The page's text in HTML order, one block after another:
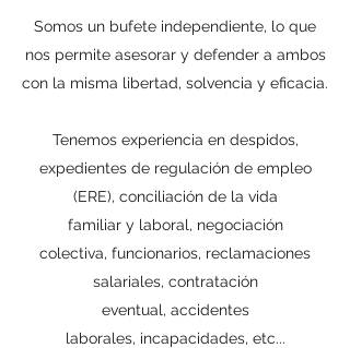
Somos un bufete independiente, lo que
nos permite asesorar y defender a ambos
con la misma libertad, solvencia y eficacia.
Tenemos experiencia en despidos,
expedientes de regulación de empleo
(ERE), conciliación de la vida
familiar y laboral, negociación
colectiva, funcionarios, reclamaciones
salariales, contratación
eventual, accidentes
laborales, incapacidades, etc...